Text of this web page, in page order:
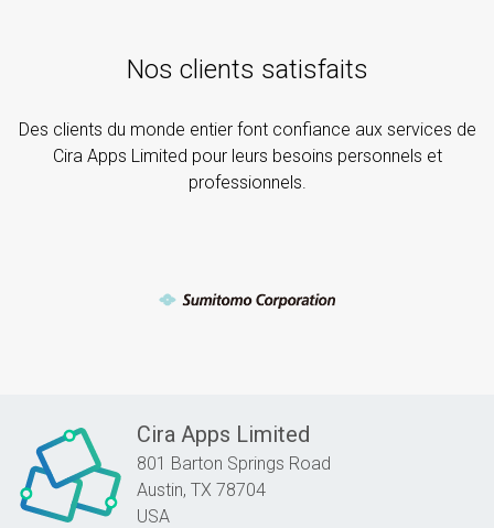
Nos clients satisfaits
Des clients du monde entier font confiance aux services de
Cira Apps Limited pour leurs besoins personnels et
professionnels.
Cira Apps Limited
801 Barton Springs Road
Austin, TX 78704
USA